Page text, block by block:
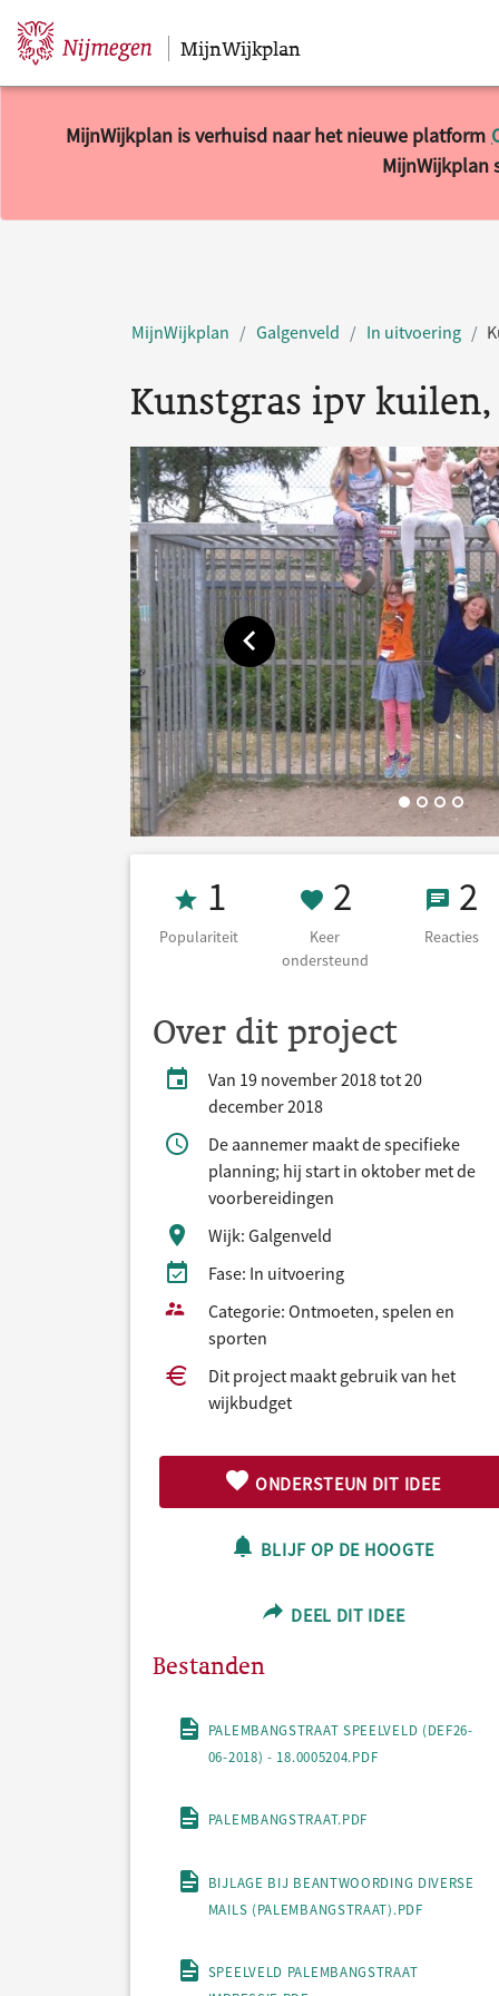
Sla navigatie over MijnWijkplan
MijnWijkplan is verhuisd naar het nieuwe platform
MijnWijkplan
MijnWijkplan Galgenveld In uitvoering
Kunstgras ipv
Toon vorige afbeelding
Populariteit 1
1
Populariteit
2 Keer
2
Keer
ondersteund
2 2
Reacties
Over dit project
Van 19 november 2018 tot 20
december 2018
De aannemer maakt de specifieke
planning; hij start in oktober met de
voorbereidingen
Wijk: Galgenveld
Fase: In uitvoering
Categorie: Ontmoeten, spelen en
sporten
Dit project maakt gebruik van het
wijkbudget
ONDERSTEUN DIT IDEE
BLIJF OP DE HOOGTE
DEEL DIT IDEE
Bestanden
PALEMBANGSTRAAT SPEELVELD (DEF26-
06-2018) - 18.0005204.PDF
PALEMBANGSTRAAT.PDF
BIJLAGE BIJ BEANTWOORDING DIVERSE
MAILS (PALEMBANGSTRAAT).PDF
SPEELVELD PALEMBANGSTRAAT